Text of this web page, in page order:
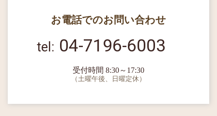
お電話でのお問い合わせ
04-7196-6003
受付時間 8:30～17:30
（土曜午後、日曜定休）